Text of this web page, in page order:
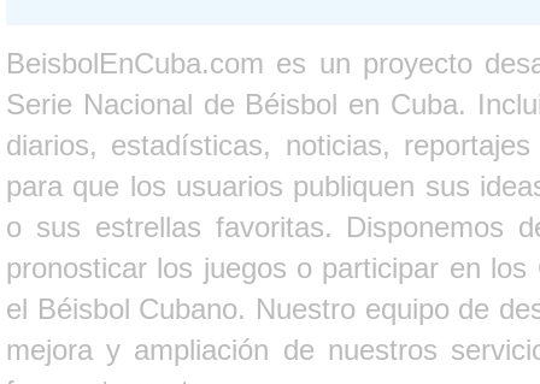
BeisbolEnCuba.com es un proyecto
Serie Nacional de Béisbol en Cuba.
diarios, estadísticas, noticias,
para que los usuarios publiquen sus
o sus estrellas favoritas. Disponemos
pronosticar los juegos o participar en
el Béisbol Cubano. Nuestro equipo de
mejora y ampliación de nuestros